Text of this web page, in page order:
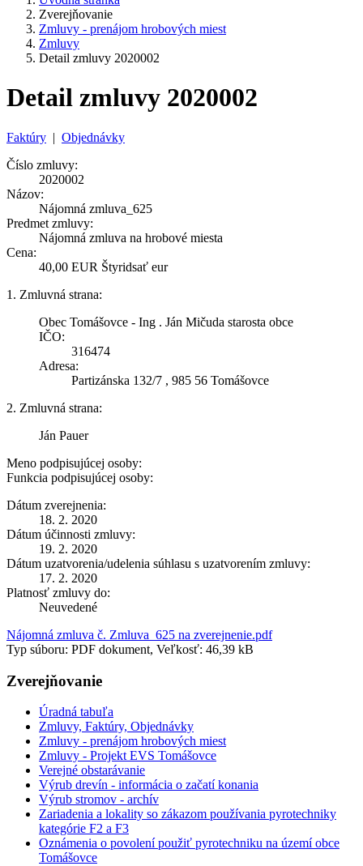
Zverejňovanie
Zmluvy - prenájom hrobových miest
Zmluvy
Detail zmluvy 2020002
Detail zmluvy 2020002
Faktúry | Objednávky
Číslo zmluvy:
2020002
Názov:
Nájomná zmluva_625
Predmet zmluvy:
Nájomná zmluva na hrobové miesta
Cena:
40,00 EUR Štyridsať eur
1. Zmluvná strana:
Obec Tomášovce - Ing . Ján Mičuda starosta obce
IČO:
316474
Adresa:
Partizánska 132/7 , 985 56 Tomášovce
2. Zmluvná strana:
Ján Pauer
Meno podpisujúcej osoby:
Funkcia podpisujúcej osoby:
Dátum zverejnenia:
18. 2. 2020
Dátum účinnosti zmluvy:
19. 2. 2020
Dátum uzatvorenia/udelenia súhlasu s uzatvorením zmluvy:
17. 2. 2020
Platnosť zmluvy do:
Neuvedené
Nájomná zmluva č. Zmluva_625 na zverejnenie.pdf
Typ súboru: PDF dokument, Veľkosť: 46,39 kB
Zverejňovanie
Úradná tabuľa
Zmluvy, Faktúry, Objednávky
Zmluvy - prenájom hrobových miest
Zmluvy - Projekt EVS Tomášovce
Verejné obstarávanie
Výrub drevín - informácia o začatí konania
Výrub stromov - archív
Zariadenia a lokality so zákazom používania pyrotechniky
kategórie F2 a F3
Oznámenia o povolení použiť pyrotechniku na území obce
Tomášovce